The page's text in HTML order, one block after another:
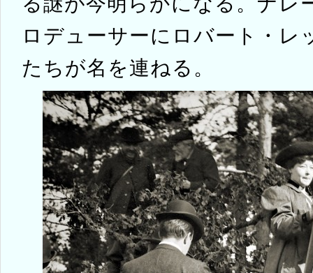
ロデューサーにロバート・
たちが名を連ねる。